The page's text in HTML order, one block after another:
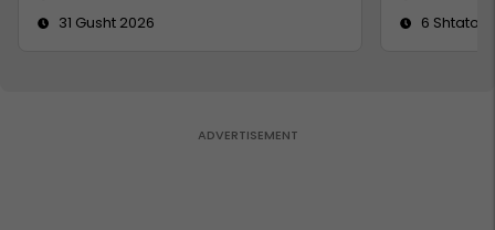
31 Gusht 2026
6 Shtator